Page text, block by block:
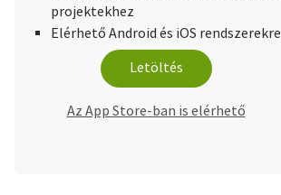
projektekhez
Elérhető Android és iOS rendszerekre
Letöltés
Az App Store-ban is elérhető